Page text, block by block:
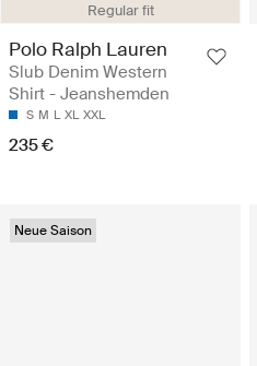
Regular fit
Polo Ralph Lauren
Slub Denim Western
Shirt - Jeanshemden
S M L XL XXL
235 €
Neue Saison